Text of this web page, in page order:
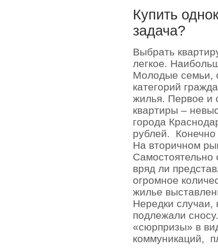
Купить
задача?
Выбрать
легкое.
Молодые семьи,
категорий
жилья. Первое и
квартиры –
города
рублей.
На вторичном
Самостоятельно
вряд ли
огромное
жилье
Нередки случаи,
подлежали
«сюрпризы» в
коммуникаций,